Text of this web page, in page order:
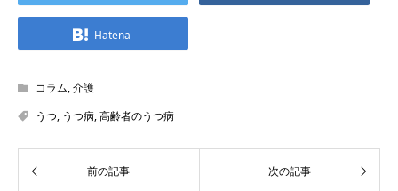
Hatena
コラム,介護
うつ, うつ病,高齢者のうつ病